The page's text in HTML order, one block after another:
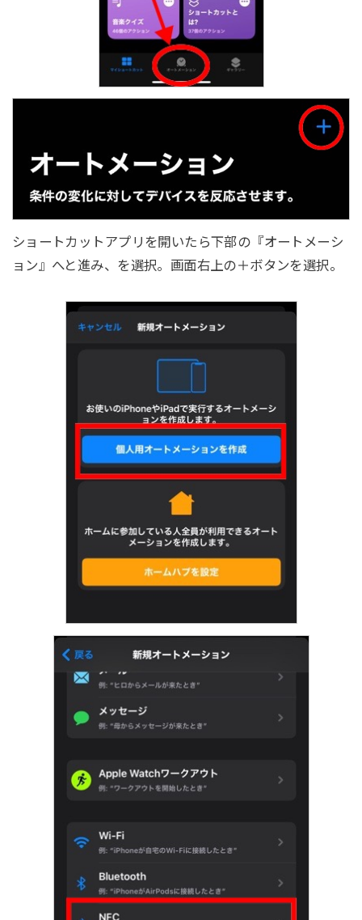
ショートカットアプリを開いたら下部の『オートメーシ
ョン』へと進み、を選択。画面右上の＋ボタンを選択。